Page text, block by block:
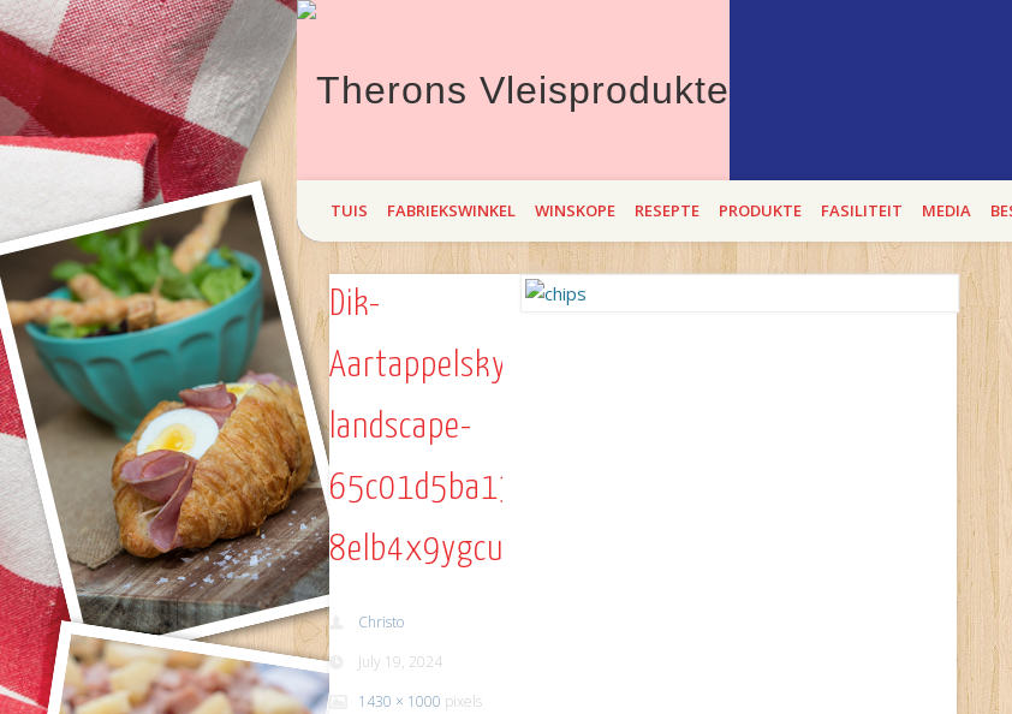
Theron`s Vleisprodukte bied hierdie Lente die beste "entstof" teen bitterbek tye. Met Theron`s se
maand Braai! Kom maak `n draai op 2,3 en 4 SEptember 2021!
TUIS FABRIEKSWINKEL WINSKOPE RESEPTE PRODUKTE FASILITEIT MEDIA
Dik-
Aartappelskyfies-
landscape-
65c01d5ba13caa4fa4ee9e04dfc7e332-
8elb4x9ygcuh
Christo
July 19, 2024
1430 × 1000 pixels